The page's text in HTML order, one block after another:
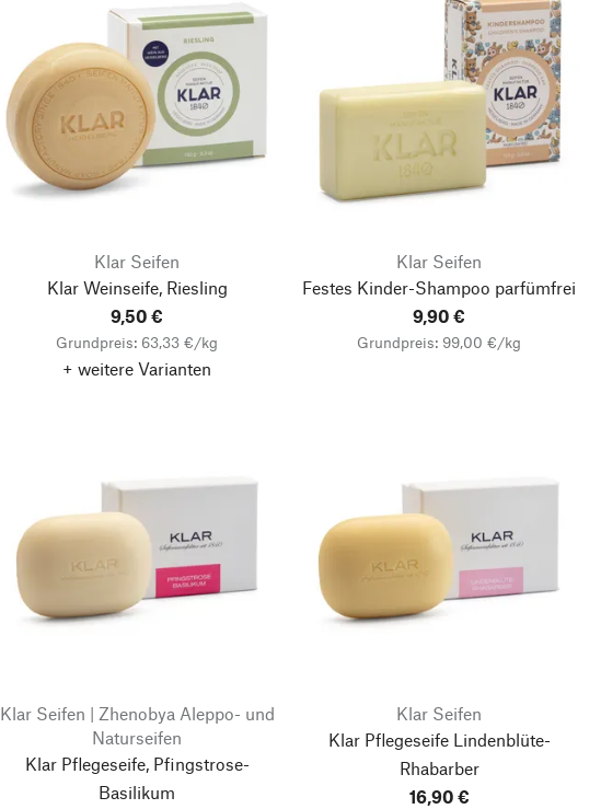
Klar Seifen
Klar Weinseife, Riesling
9,50 €
Grundpreis: 63,33 €/kg
+ weitere Varianten
Klar Seifen
Festes Kinder-Shampoo parfümfrei
9,90 €
Grundpreis: 99,00 €/kg
Klar Seifen | Zhenobya Aleppo- und
Naturseifen
Klar Pflegeseife, Pfingstrose-
Basilikum
Klar Seifen
Klar Pflegeseife Lindenblüte-
Rhabarber
16,90 €